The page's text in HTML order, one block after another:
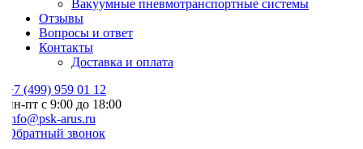
Вакуумные пневмотранспортные системы
Отзывы
Вопросы и ответ
Контакты
Доставка и оплата
(499) 959 01 12
пт с 9:00 до 18:00
arus.ru
звонок